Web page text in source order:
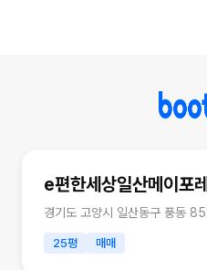
e편한세상일산메이포
경기도 고양시 일산동구 풍동
25평 매매